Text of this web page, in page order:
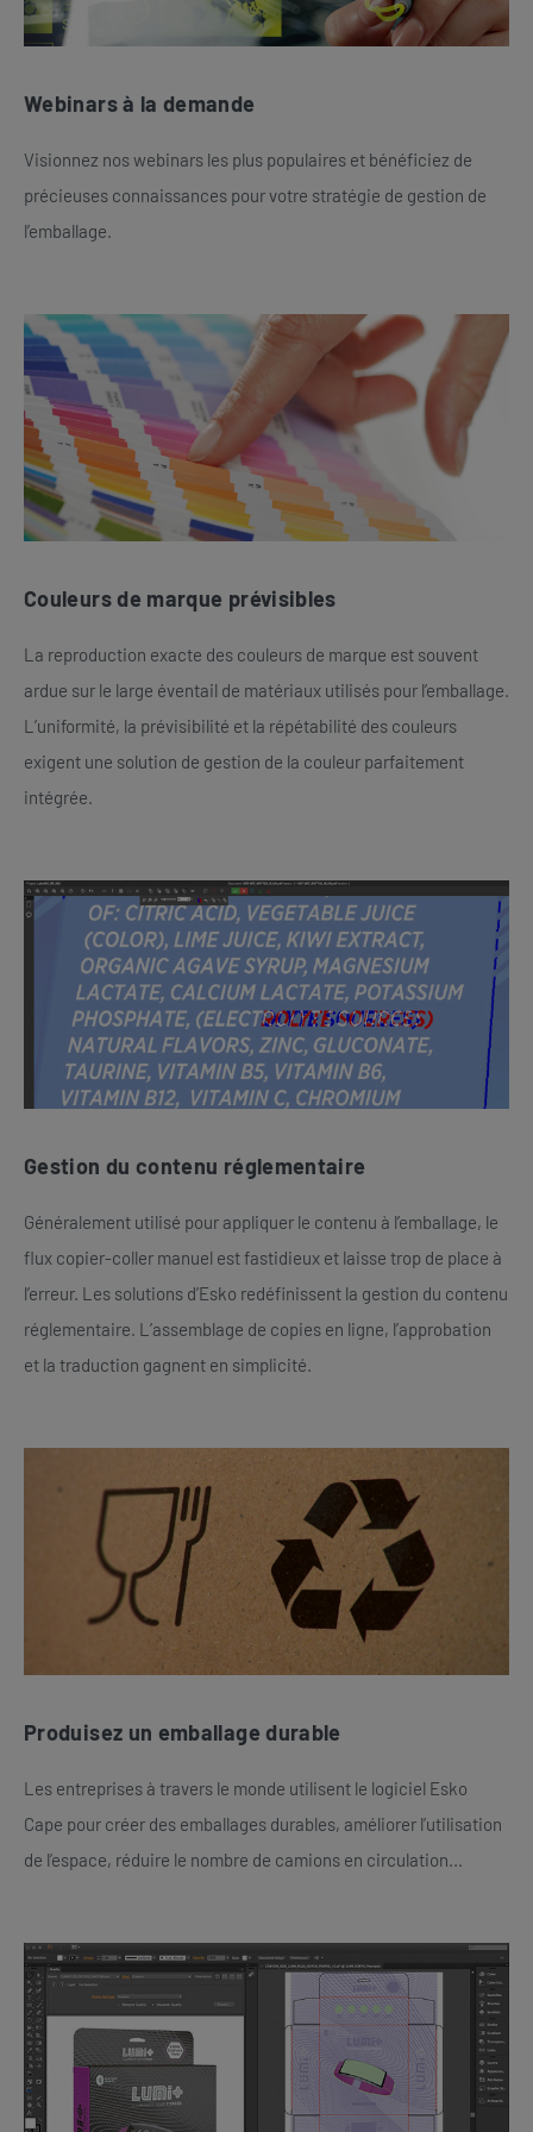
Webinars à la demande
Visionnez nos webinars les plus populaires et bénéficiez de
précieuses connaissances pour votre stratégie de gestion de
l’emballage.
Couleurs de marque prévisibles
La reproduction exacte des couleurs de marque est souvent
ardue sur le large éventail de matériaux utilisés pour l’emballage.
L’uniformité, la prévisibilité et la répétabilité des couleurs
exigent une solution de gestion de la couleur parfaitement
intégrée.
Gestion du contenu réglementaire
Généralement utilisé pour appliquer le contenu à l’emballage, le
flux copier-coller manuel est fastidieux et laisse trop de place à
l’erreur. Les solutions d’Esko redéfinissent la gestion du contenu
réglementaire. L’assemblage de copies en ligne, l’approbation
et la traduction gagnent en simplicité.
Produisez un emballage durable
Les entreprises à travers le monde utilisent le logiciel Esko
Cape pour créer des emballages durables, améliorer l’utilisation
de l’espace, réduire le nombre de camions en circulation...